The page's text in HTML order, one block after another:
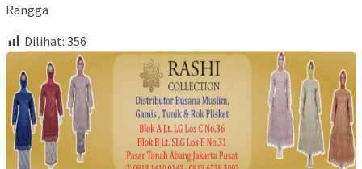
Rangga
Dilihat: 356